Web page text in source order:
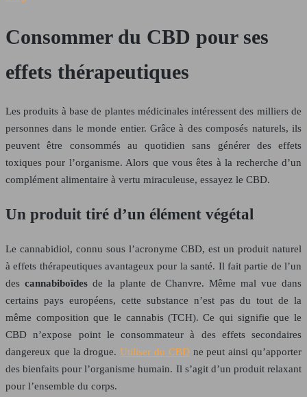
Consommer du CBD pour ses
effets thérapeutiques
Les produits à base de plantes médicinales intéressent des milliers de
personnes dans le monde entier. Grâce à des composés naturels, ils
peuvent être consommés au quotidien sans générer des effets
toxiques pour l’organisme. Alors que vous êtes à la recherche d’un
complément alimentaire à vertu miraculeuse, essayez le CBD.
Un produit tiré d’un élément végétal
Le cannabidiol, connu sous l’acronyme CBD, est un produit naturel
à effets thérapeutiques avantageux pour la santé. Il fait partie de l’un
des cannabiboïdes de la plante de Chanvre. Même mal vue dans
certains pays européens, cette substance n’est pas du tout de la
même composition que le cannabis (TCH). Ce qui signifie que le
CBD n’expose point le consommateur à des effets secondaires
dangereux que la drogue.Utiliser du CBD ne peut ainsi qu’apporter
des bienfaits pour l’organisme humain. Il s’agit d’un produit relaxant
pour l’ensemble du corps.